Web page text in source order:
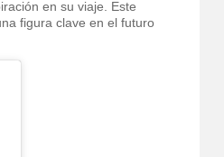
en su viaje. Este
figura clave en el futuro